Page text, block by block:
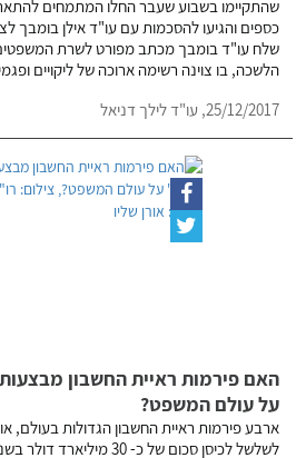
שהתקיימו בשבוע שעבר החלו המתמחים
כספים והגיעו להסכמות עם עו"ד אילן בומבך
שלח עו"ד בומבך מכתב מפורט לשרת
הלשכה, בו צוינה רשימה ארוכה של ליקויים
25/12/2017, עו"ד לילך דניאל
האם פירמות ראיית החשבון
על עולם המשפט?
לשלשל לכיסן סכום של כ- 30